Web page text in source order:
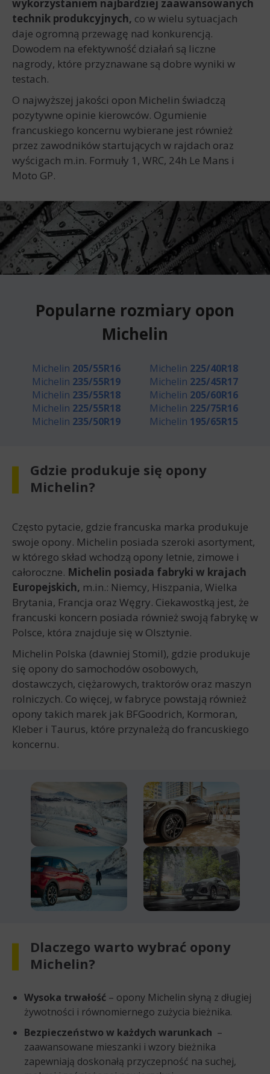
wykorzystaniem najbardziej zaawansowanych
technik produkcyjnych, co w wielu sytuacjach
daje ogromną przewagę nad konkurencją.
Dowodem na efektywność działań są liczne
nagrody, które przyznawane są dobre wyniki w
testach.
O najwyższej jakości opon Michelin świadczą
pozytywne opinie kierowców. Ogumienie
francuskiego koncernu wybierane jest również
przez zawodników startujących w rajdach oraz
wyścigach m.in. Formuły 1, WRC, 24h Le Mans i
Moto GP.
Popularne rozmiary opon
Michelin
Michelin 205/55R16 Michelin 225/40R18
Michelin 235/55R19 Michelin 225/45R17
Michelin 235/55R18 Michelin 205/60R16
Michelin 225/55R18 Michelin 225/75R16
Michelin 235/50R19 Michelin 195/65R15
Gdzie produkuje się opony
Michelin?
Często pytacie, gdzie francuska marka produkuje
swoje opony. Michelin posiada szeroki asortyment,
w którego skład wchodzą opony letnie, zimowe i
całoroczne. Michelin posiada fabryki w krajach
Europejskich, m.in.: Niemcy, Hiszpania, Wielka
Brytania, Francja oraz Węgry. Ciekawostką jest, że
francuski koncern posiada również swoją fabrykę w
Polsce, która znajduje się w Olsztynie.
Michelin Polska (dawniej Stomil), gdzie produkuje
się opony do samochodów osobowych,
dostawczych, ciężarowych, traktorów oraz maszyn
rolniczych. Co więcej, w fabryce powstają również
opony takich marek jak BFGoodrich, Kormoran,
Kleber i Taurus, które przynależą do francuskiego
koncernu.
Dlaczego warto wybrać opony
Michelin?
Wysoka trwałość – opony Michelin słyną z długiej
żywotności i równomiernego zużycia bieżnika.
Bezpieczeństwo w każdych warunkach –
zaawansowane mieszanki i wzory bieżnika
zapewniają doskonałą przyczepność na suchej,